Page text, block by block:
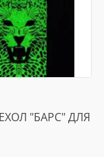
"БАРС" ДЛЯ